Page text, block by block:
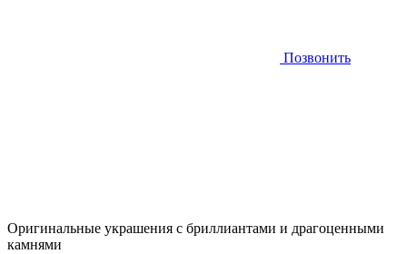
Позвонить
Оригинальные украшения с бриллиантами и драгоценными
камнями